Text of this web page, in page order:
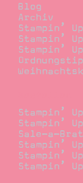
Blog
Archiv
Stampin’
Stampin’
Stampin’
Stampin’
Stampin’
Sale-a-
Stampin’
Stampin’
Stampin’